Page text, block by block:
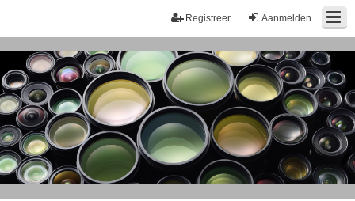
Aanmelden
Registreer